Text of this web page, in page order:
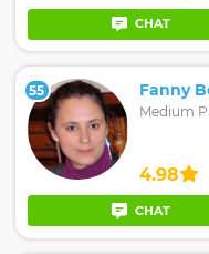
CHAT
55 Fanny
Medium
4.98
CHAT